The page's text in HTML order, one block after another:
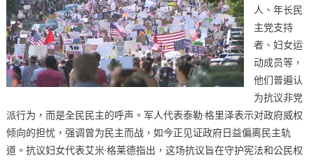
人、年长民
主党支持
者、妇女运
动成员等，
他们普遍认
为抗议非党
派行为，而是全民民主的呼声。军人代表泰勒·格里泽表示对政府威权
倾向的担忧，强调曾为民主而战，如今正见证政府日益偏离民主轨
道。抗议妇女代表艾米·格莱德指出，这场抗议旨在守护宪法和公民权